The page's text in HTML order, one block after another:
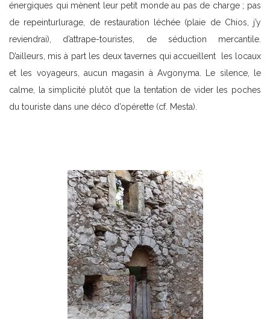
énergiques qui mènent leur petit monde au pas de charge ; pas
de repeinturlurage, de restauration léchée (plaie de Chios, j’y
reviendrai), d’attrape-touristes, de séduction mercantile.
D’ailleurs, mis à part les deux tavernes qui accueillent les locaux
et les voyageurs, aucun magasin à Avgonyma. Le silence, le
calme, la simplicité plutôt que la tentation de vider les poches
du touriste dans une déco d’opérette (cf. Mesta).